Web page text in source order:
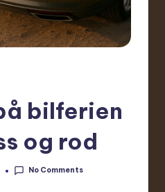
bilferien
og rod
No Comments